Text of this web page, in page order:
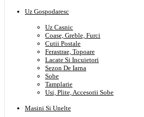
Uz Gospodaresc
Uz Casnic
Coase, Greble, Furci
Cutii Postale
Ferastrae, Topoare
Lacate Si Incuietori
Sezon De Iarna
Sobe
Tamplarie
Usi, Plite, Accesorii Sobe
Masini Si Unelte